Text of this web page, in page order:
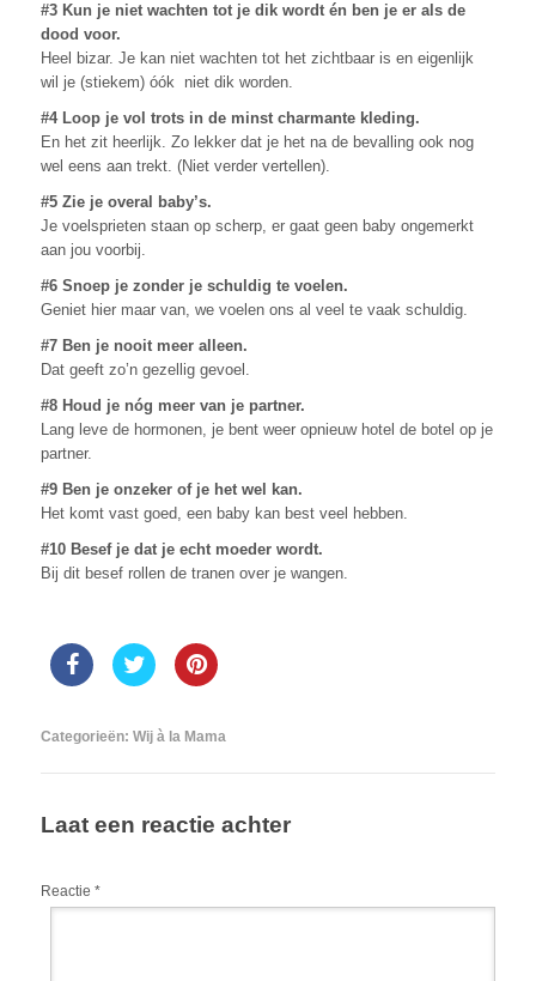
#3 Kun je niet wachten tot je dik wordt én ben je er als de
dood voor.
Heel bizar. Je kan niet wachten tot het zichtbaar is en eigenlijk
wil je (stiekem) óók niet dik worden.
#4 Loop je vol trots in de minst charmante kleding.
En het zit heerlijk. Zo lekker dat je het na de bevalling ook nog
wel eens aan trekt. (Niet verder vertellen).
#5 Zie je overal baby’s.
Je voelsprieten staan op scherp, er gaat geen baby ongemerkt
aan jou voorbij.
#6 Snoep je zonder je schuldig te voelen.
Geniet hier maar van, we voelen ons al veel te vaak schuldig.
#7 Ben je nooit meer alleen.
Dat geeft zo’n gezellig gevoel.
#8 Houd je nóg meer van je partner.
Lang leve de hormonen, je bent weer opnieuw hotel de botel op je
partner.
#9 Ben je onzeker of je het wel kan.
Het komt vast goed, een baby kan best veel hebben.
#10 Besef je dat je echt moeder wordt.
Bij dit besef rollen de tranen over je wangen.
Categorieën: Wij à la Mama
Laat een reactie achter
Reactie *